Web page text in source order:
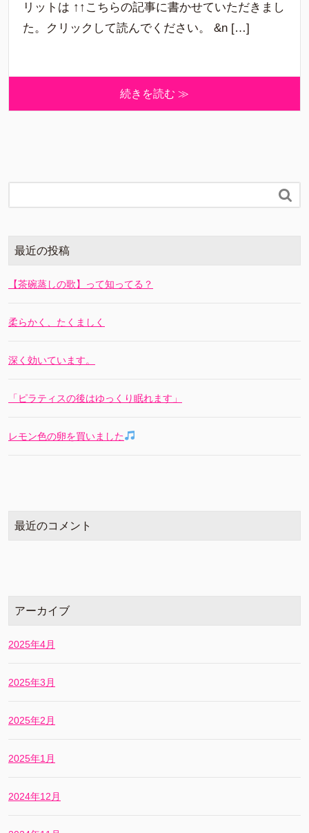
リットは ↑↑こちらの記事に書かせていただきまし
た。クリックして読んでください。 &n […]
続きを読む ≫

最近の投稿
【茶碗蒸しの歌】って知ってる？
柔らかく、たくましく
深く効いています。
「ピラティスの後はゆっくり眠れます」
レモン色の卵を買いました
最近のコメント
アーカイブ
2025年4月
2025年3月
2025年2月
2025年1月
2024年12月